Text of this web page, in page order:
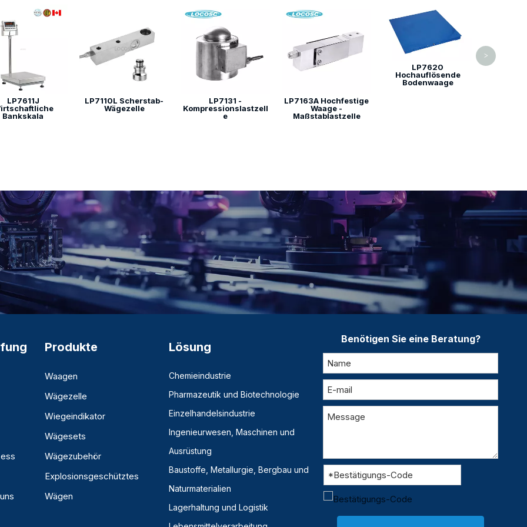
LP7611J
Bankskala
LP7110L Scherstab-
Wägezelle
LP7131 -
Kompressionslastzell
e
LP7163A Hochfestige
Waage -
Maßstablastzelle
LP7620
Hochauflösende
Bodenwaage
>
Produkte
Waagen
Wägezelle
Wiegeindikator
Wägesets
Wägezubehör
Explosionsgeschütztes
Wägen
Lösung
Chemieindustrie
Pharmazeutik und Biotechnologie
Einzelhandelsindustrie
Ingenieurwesen, Maschinen und
Ausrüstung
Baustoffe, Metallurgie, Bergbau und
Naturmaterialien
Lagerhaltung und Logistik
Benötigen Sie eine Beratung?